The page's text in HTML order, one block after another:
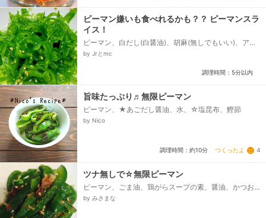
ピーマン嫌いも食べれるかも？？ ピーマンスラ
イス！
ピーマン、白だし(白醤油)、胡麻(無しでもいい)、アマ
ニ油(胡麻油等お好みで)(無しでも)、うま味調味料...
by Jrとmc
調理時間：5分以内
旨味たっぷり♬無限ピーマン
ピーマン、★あごだし醤油、水、☆塩昆布、鰹節
by Nico
調理時間：約10分 つくったよ 4
ツナ無しで☆無限ピーマン
ピーマン、ごま油、鶏がらスープの素、醤油、かつお
ぶし、白ごま
by みさまな